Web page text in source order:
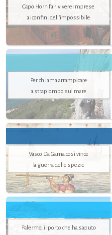
Capo Horn fa rivivere imprese
ai confini dell’impossibile
Per chi ama arrampicare
a strapiombo sul mare
Vasco Da Gama così vince
la guerra delle spezie
Palermo, il porto che ha saputo